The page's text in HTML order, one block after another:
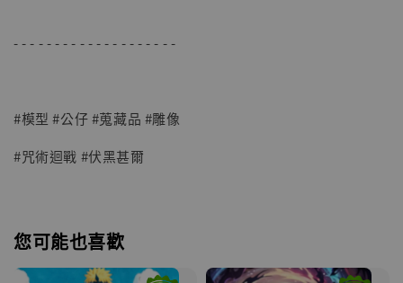
- - - - - - - - - - - - - - - - - - - -
#模型 #公仔 #蒐藏品 #雕像
#咒術迴戰 #伏黑甚爾
您可能也喜歡